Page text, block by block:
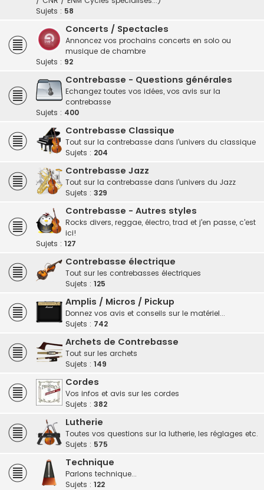
Sujets : 58
Concerts / Spectacles
Annoncez vos prochains concerts en solo ou
musique de chambre
Sujets : 92
Contrebasse - Questions générales
Echangez toutes vos idées, vos avis sur la
contrebasse
Sujets : 400
Contrebasse Classique
Tout sur la contrebasse dans l'univers du classique
Sujets : 204
Contrebasse Jazz
Tout sur la contrebasse dans l'univers du Jazz
Sujets : 329
Contrebasse - Autres styles
Rocks divers, reggae, électro, trad et j'en passe, c'est
ici!
Sujets : 127
Contrebasse électrique
Tout sur les contrebasses électriques
Sujets : 125
Amplis / Micros / Pickup
Donnez vos avis et conseils sur le matériel...
Sujets : 742
Archets de Contrebasse
Tout sur les archets
Sujets : 149
Cordes
Vos infos et avis sur les cordes
Sujets : 382
Lutherie
Toutes vos questions sur la lutherie, les réglages etc.
Sujets : 575
Technique
Parlons technique...
Sujets : 122